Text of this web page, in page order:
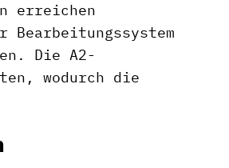
erreichen
Die A2-
wodurch die